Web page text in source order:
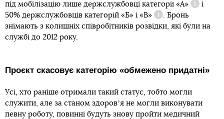
під мобілізацію лише держслужбовці категорії «А»
Довідка
і
50% держслужбовців категорій «Б» і «В»
Довідка
. Бронь
знімають з колишніх співробітників розвідки, які були на
службі до 2012 року.
Проєкт скасовує категорію «обмежено придатні»
Усі, хто раніше отримали такий статус, тобто могли
служити, але за станом здоровʼя не могли виконувати
певну роботу, повинні будуть знову пройти медичний